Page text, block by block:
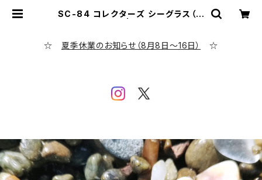
SC-84 コレクターズ シーグラス（ア
☆ 夏季休業のお知らせ（8月8日～16日） ☆